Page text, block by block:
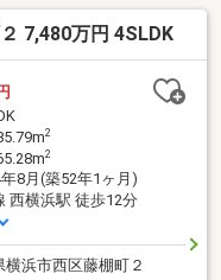
らホールまで段差の少
ーフバルコニーからは
燥機・ビルトイン浄水
大型収納スペースあり
7,480万円 4SLDK
2
2
8月(築52年1ヶ月)
西横浜駅 徒歩12分
横浜市西区藤棚町２